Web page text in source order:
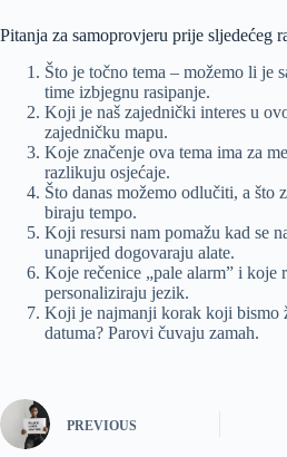
Pitanja za samoprovjeru prije sljedećeg
Što je točno tema – možemo li je
time izbjegnu rasipanje.
Koji je naš zajednički interes u
zajedničku mapu.
Koje značenje ova tema ima za
razlikuju osjećaje.
Što danas možemo odlučiti, a što
biraju tempo.
Koji resursi nam pomažu kad se
unaprijed dogovaraju alate.
Koje rečenice „pale alarm” i koje
personaliziraju jezik.
Koji je najmanji korak koji bismo
datuma? Parovi čuvaju zamah.
PREVIOUS